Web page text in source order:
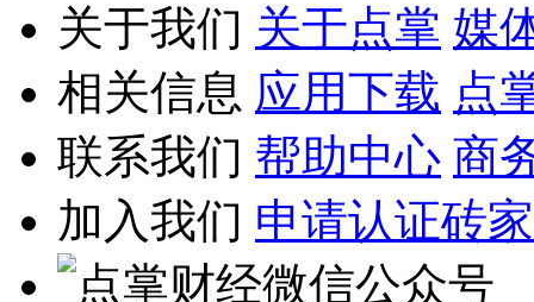
关于我们 关于点掌 媒
相关信息 应用下载 点
联系我们 帮助中心 商
加入我们 申请认证砖家